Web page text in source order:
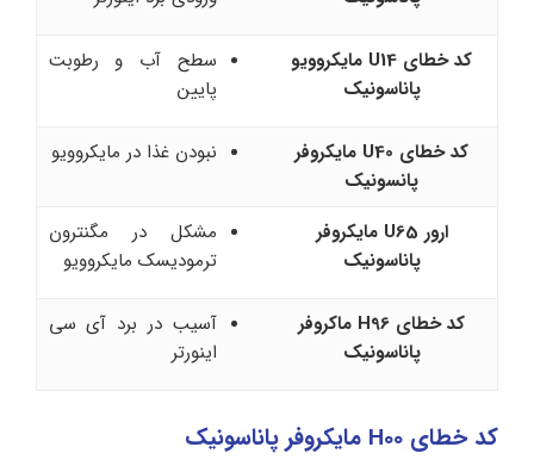
کد خطای U14 مایکروویو
پاناسونیک
سطح آب و رطوبت
پایین
کد خطای U40 مایکروفر
پانسونیک
نبودن غذا در مایکروویو
ارور U65 مایکروفر
پاناسونیک
مشکل در مگنترون
ترمودیسک مایکروویو
کد خطای H96 ماکروفر
پاناسونیک
آسیب در برد آی سی
اینورتر
کد خطای H00 مایکروفر پاناسونیک